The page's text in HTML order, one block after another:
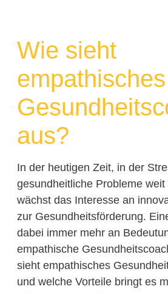
Wie sieht
empathisches
aus?
In der heutigen Zeit, in der
gesundheitliche Probleme
wächst das Interesse an
zur Gesundheitsförderung.
dabei immer mehr an
empathische
sieht empathisches
und welche Vorteile bringt es